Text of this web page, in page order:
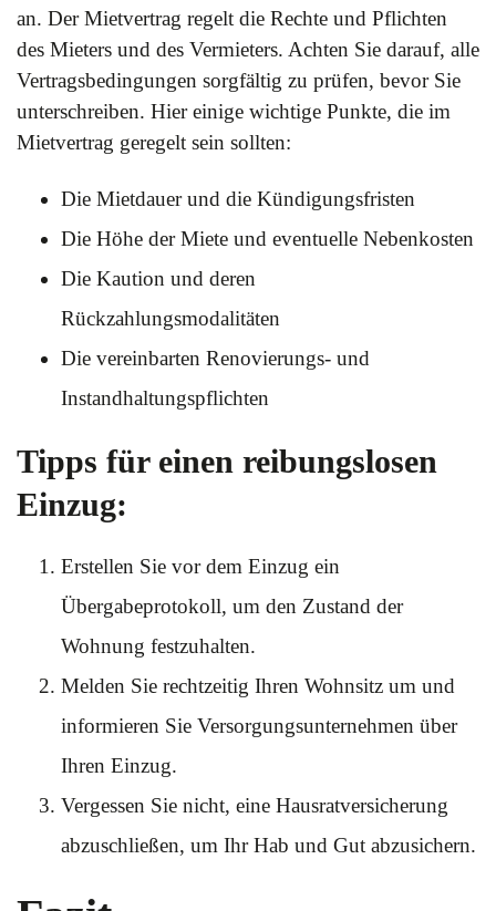
an. Der Mietvertrag regelt die Rechte und Pflichten
des Mieters und des Vermieters. Achten Sie darauf, alle
Vertragsbedingungen sorgfältig zu prüfen, bevor Sie
unterschreiben. Hier einige wichtige Punkte, die im
Mietvertrag geregelt sein sollten:
Die Mietdauer und die Kündigungsfristen
Die Höhe der Miete und eventuelle Nebenkosten
Die Kaution und deren
Rückzahlungsmodalitäten
Die vereinbarten Renovierungs- und
Instandhaltungspflichten
Tipps für einen reibungslosen
Einzug:
Erstellen Sie vor dem Einzug ein
Übergabeprotokoll, um den Zustand der
Wohnung festzuhalten.
Melden Sie rechtzeitig Ihren Wohnsitz um und
informieren Sie Versorgungsunternehmen über
Ihren Einzug.
Vergessen Sie nicht, eine Hausratversicherung
abzuschließen, um Ihr Hab und Gut abzusichern.